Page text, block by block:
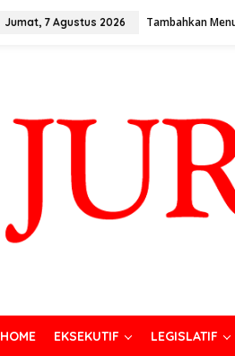
Jumat, 7 Agustus 2026 Tambahkan
HOME EKSEKUTIF LEGISLATIF